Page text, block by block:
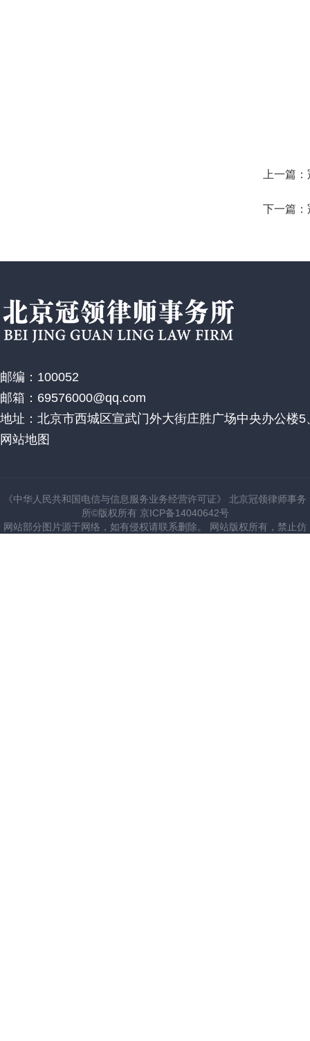
上一篇
下一篇：
邮编：100052
邮箱：69576000@qq.com
地址：北京市西城区宣武门外大街庄胜广场中央办公楼5
网站地图
《中华人民共和国电信与信息服务业务经营许可证》 北京冠领律师事务
所©版权所有 京ICP备14040642号
网站部分图片源于网络，如有侵权请联系删除。 网站版权所有，禁止仿